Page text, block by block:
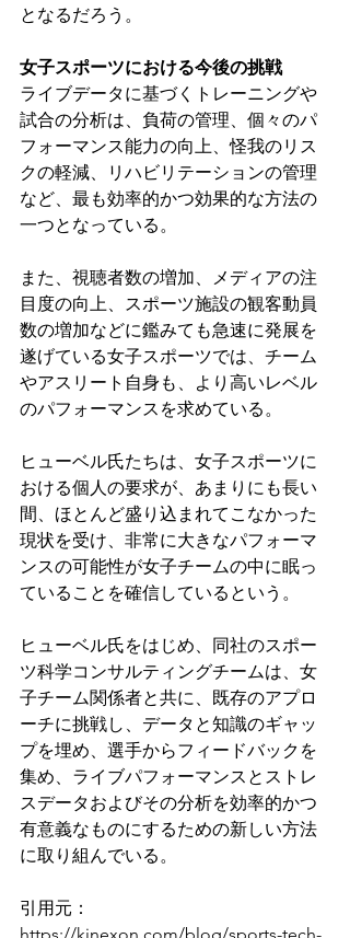
となるだろう。
女子スポーツにおける今後の挑戦
ライブデータに基づくトレーニングや
試合の分析は、負荷の管理、個々のパ
フォーマンス能力の向上、怪我のリス
クの軽減、リハビリテーションの管理
など、最も効率的かつ効果的な方法の
一つとなっている。
また、視聴者数の増加、メディアの注
目度の向上、スポーツ施設の観客動員
数の増加などに鑑みても急速に発展を
遂げている女子スポーツでは、チーム
やアスリート自身も、より高いレベル
のパフォーマンスを求めている。
ヒューベル氏たちは、女子スポーツに
おける個人の要求が、あまりにも長い
間、ほとんど盛り込まれてこなかった
現状を受け、非常に大きなパフォーマ
ンスの可能性が女子チームの中に眠っ
ていることを確信しているという。
ヒューベル氏をはじめ、同社のスポー
ツ科学コンサルティングチームは、女
子チーム関係者と共に、既存のアプロ
ーチに挑戦し、データと知識のギャッ
プを埋め、選手からフィードバックを
集め、ライブパフォーマンスとストレ
スデータおよびその分析を効率的かつ
有意義なものにするための新しい方法
に取り組んでいる。
引用元：